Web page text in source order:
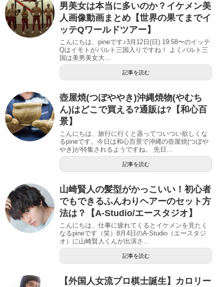
男美女は本当に多いのか？イケメン美
人画像動画まとめ【世界の果てまでイ
ッテQワールドツアー】
こんにちは、pineです♪3月12日(日) 19:58〜のイッテ
Qはイモトがバルト三国入りですね！ よくバルト三
国は美男美女大...
記事を読む
壺屋焼(つぼややき)沖縄焼物(やむち
ん)はどこで買える?通販は?【和心百
景】
こんにちは、旅行に行くと器ってついつい欲しくな
るpineです。今日は和心百景で沖縄の壺屋焼(つぼや
やき)が特集されるようですね。 先日...
記事を読む
山崎賢人の髪型がかっこいい！初心者
でもできるふんわりヘアーのセット方
法は？【A-Studio/エースタジオ】
こんにちは、仕事に疲れてくるとイケメンを見たく
なるpineです（笑）8月4日のA-Studio（エースタジ
オ）に山崎賢人くんが出演さ...
記事を読む
【外国人女流プロ棋士誕生】カロリー